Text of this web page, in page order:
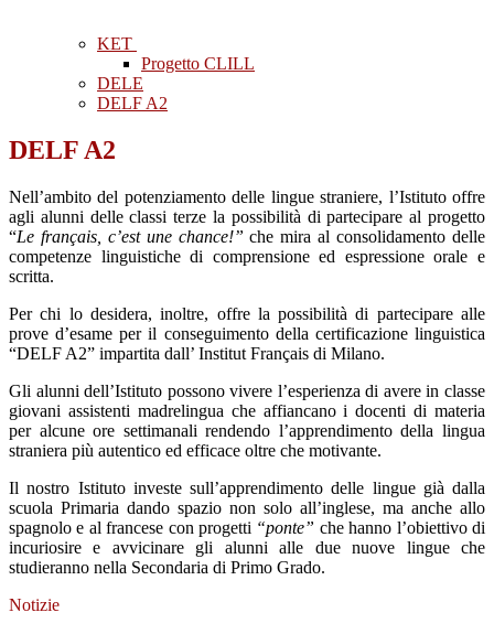
KET
Progetto CLILL
DELE
DELF A2
DELF A2
Nell’ambito del potenziamento delle lingue straniere, l’Istituto offre
agli alunni delle classi terze la possibilità di partecipare al progetto
“Le français, c’est une chance!” che mira al consolidamento delle
competenze linguistiche di comprensione ed espressione orale e
scritta.
Per chi lo desidera, inoltre, offre la possibilità di partecipare alle
prove d’esame per il conseguimento della certificazione linguistica
“DELF A2” impartita dall’ Institut Français di Milano.
Gli alunni dell’Istituto possono vivere l’esperienza di avere in classe
giovani assistenti madrelingua che affiancano i docenti di materia
per alcune ore settimanali rendendo l’apprendimento della lingua
straniera più autentico ed efficace oltre che motivante.
Il nostro Istituto investe sull’apprendimento delle lingue già dalla
scuola Primaria dando spazio non solo all’inglese, ma anche allo
spagnolo e al francese con progetti “ponte” che hanno l’obiettivo di
incuriosire e avvicinare gli alunni alle due nuove lingue che
studieranno nella Secondaria di Primo Grado.
Notizie